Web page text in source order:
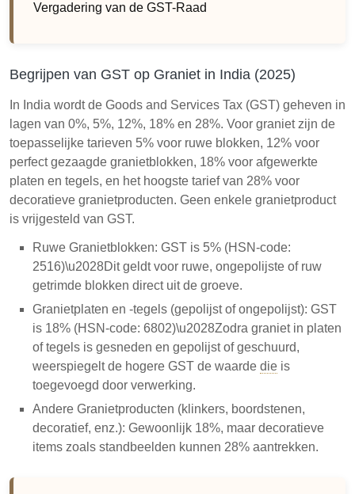
Vergadering van de GST-Raad
Begrijpen van GST op Graniet in India (2025)
In India wordt de Goods and Services Tax (GST) geheven in
lagen van 0%, 5%, 12%, 18% en 28%. Voor graniet zijn de
toepasselijke tarieven 5% voor ruwe blokken, 12% voor
perfect gezaagde granietblokken, 18% voor afgewerkte
platen en tegels, en het hoogste tarief van 28% voor
decoratieve granietproducten. Geen enkele granietproduct
is vrijgesteld van GST.
Ruwe Granietblokken: GST is 5% (HSN-code:
2516)\u2028Dit geldt voor ruwe, ongepolijste of ruw
getrimde blokken direct uit de groeve.
Granietplaten en -tegels (gepolijst of ongepolijst): GST
is 18% (HSN-code: 6802)\u2028Zodra graniet in platen
of tegels is gesneden en gepolijst of geschuurd,
weerspiegelt de hogere GST de waardedie is
toegevoegd door verwerking.
Andere Granietproducten (klinkers, boordstenen,
decoratief, enz.): Gewoonlijk 18%, maar decoratieve
items zoals standbeelden kunnen 28% aantrekken.